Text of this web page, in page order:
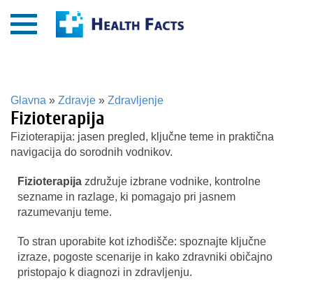
Glavna » Zdravje » Zdravljenje
Fizioterapija
Fizioterapija: jasen pregled, ključne teme in praktična
navigacija do sorodnih vodnikov.
Fizioterapija združuje izbrane vodnike, kontrolne
sezname in razlage, ki pomagajo pri jasnem
razumevanju teme.
To stran uporabite kot izhodišče: spoznajte ključne
izraze, pogoste scenarije in kako zdravniki običajno
pristopajo k diagnozi in zdravljenju.